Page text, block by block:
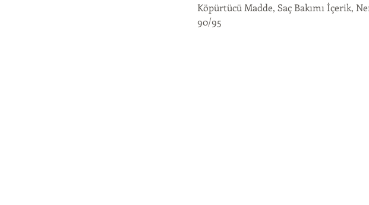
Köpürtücü Madde, Saç Bakımı İçerik,
90/95